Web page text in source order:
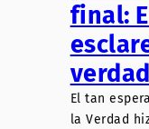
final:
El tan
la Verdad